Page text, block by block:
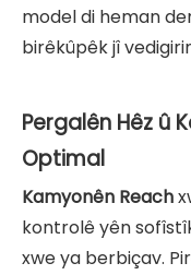
model di heman
birêkûpêk jî
Pergalên Hêz û
Optimal
Kamyonên Reach
kontrolê yên
xwe ya berbiçav.